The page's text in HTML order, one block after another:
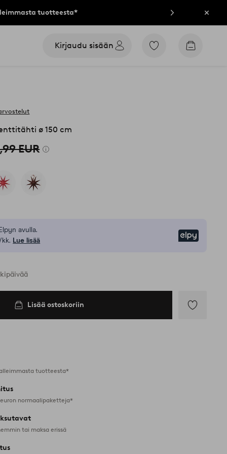
tuotteesta* Sulje
Kirjaudu sisään
Siirry
Siirry
ø 150 cm
EUR
avulla.
kk. Lue lisää
Lisää ostoskoriin
tuotteesta*
normaalipaketteja*
tai maksa erissä